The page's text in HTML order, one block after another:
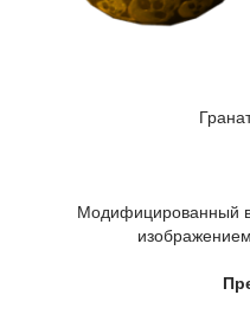
Модифицированный